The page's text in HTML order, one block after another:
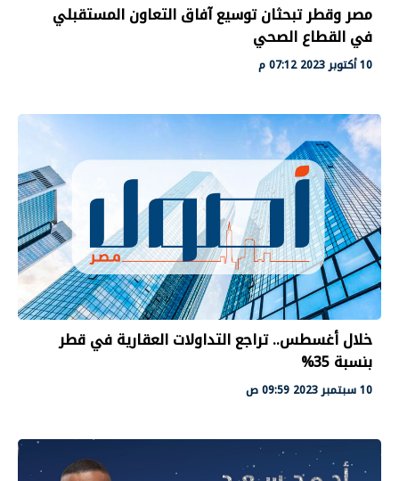
مصر وقطر تبحثان توسيع آفاق التعاون المستقبلي
في القطاع الصحي
10 أكتوبر 2023 07:12 م
خلال أغسطس.. تراجع التداولات العقارية في قطر
بنسبة 35%
10 سبتمبر 2023 09:59 ص